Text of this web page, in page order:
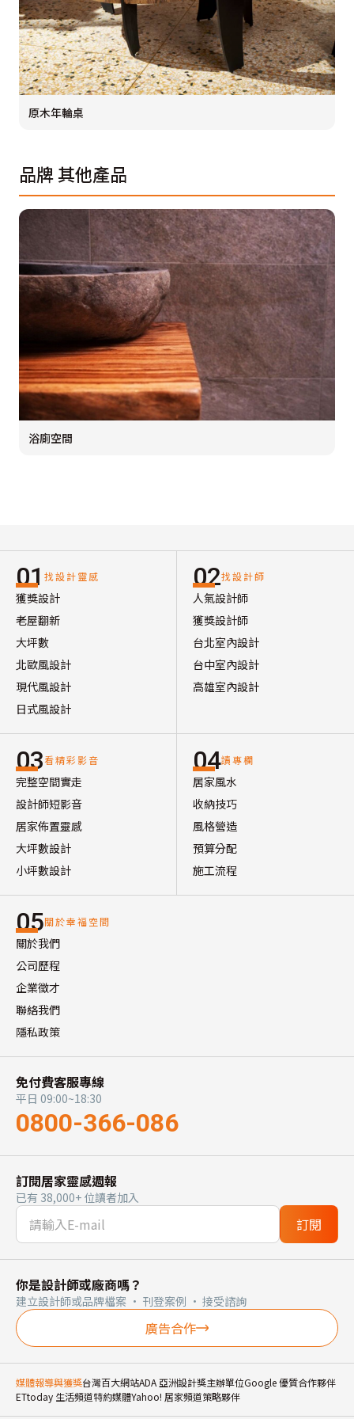
原木年輪桌
品牌其他產品
浴廁空間
01 找設計靈感
獲獎設計
老屋翻新
大坪數
北歐風設計
現代風設計
日式風設計
02找設計師
人氣設計師
獲獎設計師
台北室內設計
台中室內設計
高雄室內設計
03看精彩影音
完整空間實走
設計師短影音
居家佈置靈感
大坪數設計
小坪數設計
04讀專欄
居家風水
收納技巧
風格營造
預算分配
施工流程
05關於幸福空間
關於我們
公司歷程
企業徵才
聯絡我們
隱私政策
免付費客服專線
平日 09:00~18:30
0800-366-086
訂閱居家靈感週報
已有 38,000+ 位讀者加入
訂閱
你是設計師或廠商嗎？
建立設計師或品牌檔案 · 刊登案例 · 接受諮詢
廣告合作
媒體報導與獲獎台灣百大網站ADA 亞洲設計獎主辦單位Google 優質合作夥伴
ETtoday 生活頻道特約媒體Yahoo! 居家頻道策略夥伴